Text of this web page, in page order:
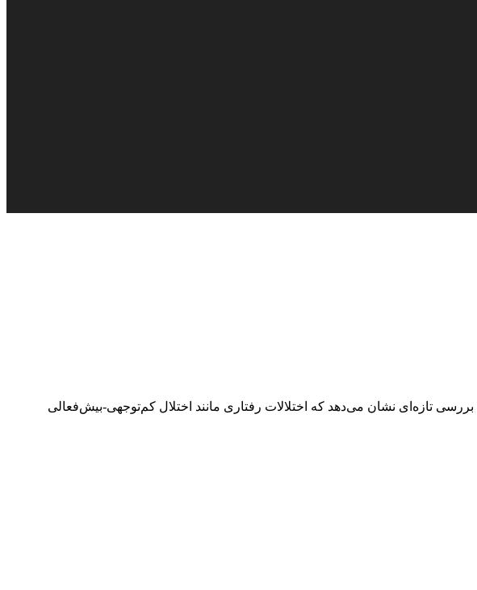
تازه‌ای نشان می‌دهد که اختلالات رفتاری مانند اختلال کم‌توجهی-بیش‌فعالی